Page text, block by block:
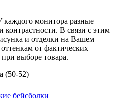
каждого монитора разные
контрастности. В связи с этим
и отделки на Вашем
от фактических
выборе товара.
(50-52)
бейсболки